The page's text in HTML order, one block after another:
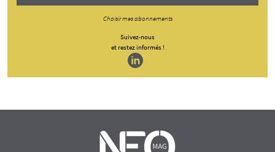
Choisir mes abonnements
Suivez-nous
et restez informés !